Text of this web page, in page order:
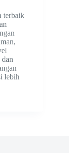
terbaik
dan
lebih